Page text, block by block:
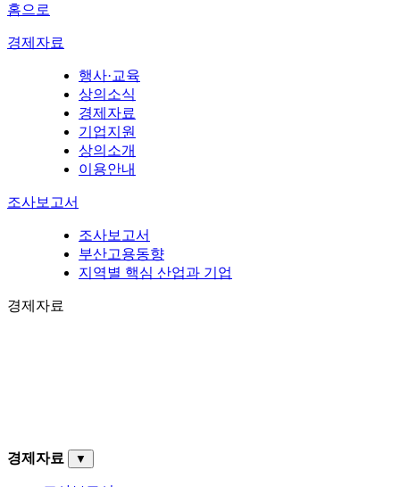
홈으로
경제자료
행사·교육
상의소식
경제자료
기업지원
상의소개
이용안내
조사보고서
조사보고서
부산고용동향
지역별 핵심 산업과 기업
경제자료
경제자료 ▼